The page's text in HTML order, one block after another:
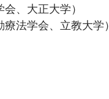
、大正大学）
療法学会、立教大学